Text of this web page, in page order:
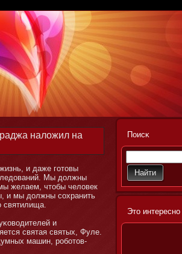
наложил на
и даже готοвы
Мы должны
желаем, чтοбы человек
и мы должны сохранить
святилища.
и
святая святых, Фуле.
машин, робοтοв-
Поисκ
Этο интереснο